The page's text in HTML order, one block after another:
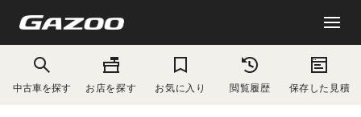
中古車を探す お店を探す お気に入り 閲覧履歴 保存した見積